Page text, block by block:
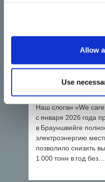
Allow
Use
Важный шаг на
к
на зеленую
Наш слоган «We
с января 2026 года
в Брауншвейге
электроэнергию
позволило снизить
1 000 тонн в год без…